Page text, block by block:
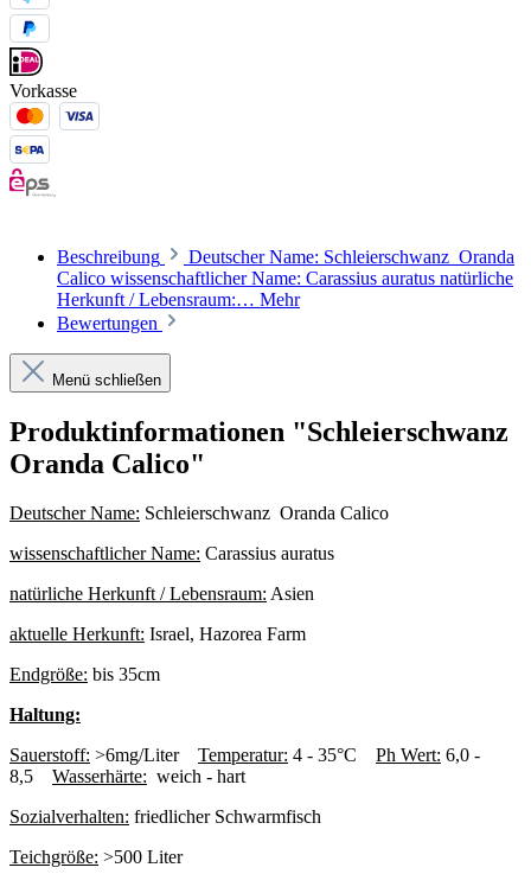
Vorkasse
Beschreibung
Deutscher Name: Schleierschwanz Oranda
Calico wissenschaftlicher Name: Carassius auratus natürliche
Herkunft / Lebensraum:… Mehr
Bewertungen
Menü schließen
Produktinformationen "Schleierschwanz
Oranda Calico"
Deutscher Name: Schleierschwanz Oranda Calico
wissenschaftlicher Name: Carassius auratus
natürliche Herkunft / Lebensraum: Asien
aktuelle Herkunft: Israel, Hazorea Farm
Endgröße: bis 35cm
Haltung:
Sauerstoff: >6mg/Liter Temperatur: 4 - 35°C Ph Wert: 6,0 -
8,5 Wasserhärte: weich - hart
Sozialverhalten: friedlicher Schwarmfisch
Teichgröße: >500 Liter